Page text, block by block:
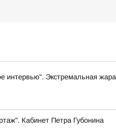
интервью". Экстремальная жара
Кабинет Петра Губонина